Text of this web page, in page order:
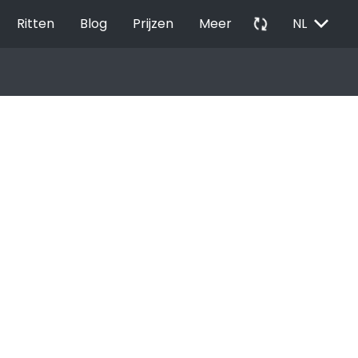
Ritten Blog Prijzen Meer autorenew NL EXPAND_MORE